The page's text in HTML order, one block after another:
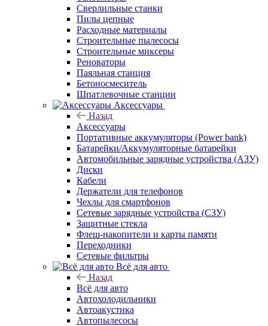
Сверлильные станки
Пилы цепные
Расходные материалы
Строительные пылесосы
Строительные миксеры
Реноваторы
Паяльная станция
Бетоносмеситель
Шпатлевочные станции
Аксессуары
Назад
Аксессуары
Портативные аккумуляторы (Power bank)
Батарейки/Аккумуляторные батарейки
Автомобильные зарядные устройства (АЗУ)
Диски
Кабели
Держатели для телефонов
Чехлы для смартфонов
Сетевые зарядные устройства (СЗУ)
Защитные стекла
Флеш-накопители и карты памяти
Переходники
Сетевые фильтры
Всё для авто
Назад
Всё для авто
Автохолодильники
Автоакустика
Автопылесосы